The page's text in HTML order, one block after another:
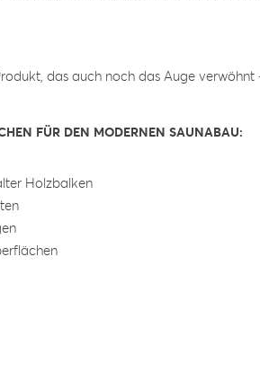
das auch noch das Auge verwöhnt
FÜR DEN MODERNEN SAUNABAU:
Holzbalken